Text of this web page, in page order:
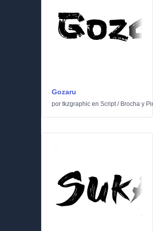
Gozaru
por tkzgraphic en Script/ Brocha y